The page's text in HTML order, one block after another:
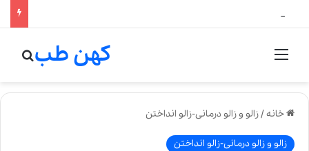
منو کهن طب
خانه/زالو و زالو درمانی-زالو انداختن
زالو و زالو درمانی-زالو انداختن